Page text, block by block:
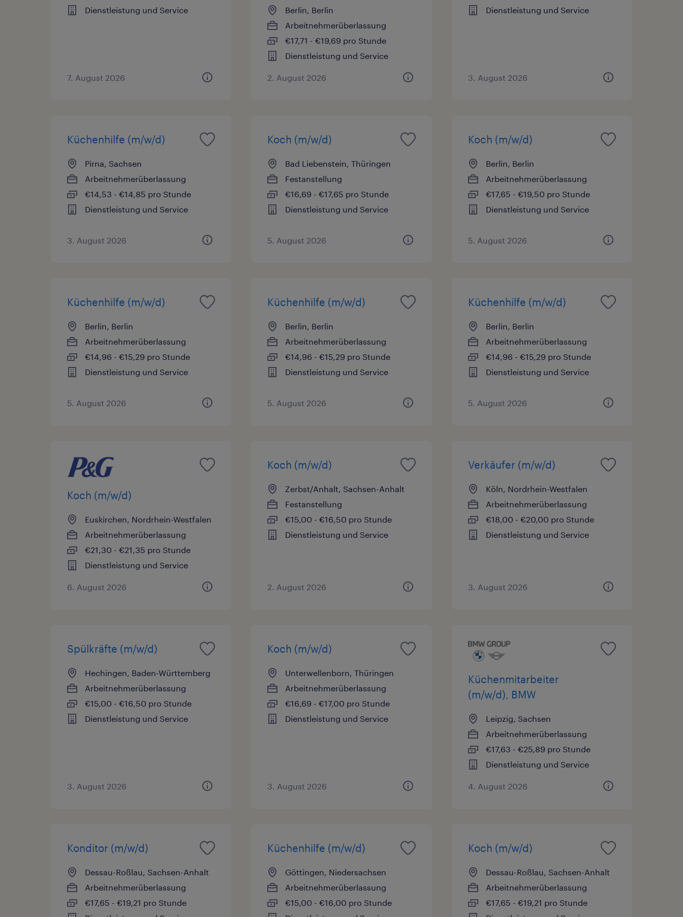
Dienstleistung und Service
7. August 2026
Berlin, Berlin
Arbeitnehmerüberlassung
€17,71 - €19,69 pro Stunde
Dienstleistung und Service
2. August 2026
Dienstleistung und Service
3. August 2026
Küchenhilfe (m/w/d)
Pirna, Sachsen
Arbeitnehmerüberlassung
€14,53 - €14,85 pro Stunde
Dienstleistung und Service
3. August 2026
Koch (m/w/d)
Bad Liebenstein, Thüringen
Festanstellung
€16,69 - €17,65 pro Stunde
Dienstleistung und Service
5. August 2026
Koch (m/w/d)
Berlin, Berlin
Arbeitnehmerüberlassung
€17,65 - €19,50 pro Stunde
Dienstleistung und Service
5. August 2026
Küchenhilfe (m/w/d)
Berlin, Berlin
Arbeitnehmerüberlassung
€14,96 - €15,29 pro Stunde
Dienstleistung und Service
5. August 2026
Küchenhilfe (m/w/d)
Berlin, Berlin
Arbeitnehmerüberlassung
€14,96 - €15,29 pro Stunde
Dienstleistung und Service
5. August 2026
Küchenhilfe (m/w/d)
Berlin, Berlin
Arbeitnehmerüberlassung
€14,96 - €15,29 pro Stunde
Dienstleistung und Service
5. August 2026
Koch (m/w/d)
Euskirchen, Nordrhein-Westfalen
Arbeitnehmerüberlassung
€21,30 - €21,35 pro Stunde
Dienstleistung und Service
6. August 2026
Koch (m/w/d)
Zerbst/Anhalt, Sachsen-Anhalt
Festanstellung
€15,00 - €16,50 pro Stunde
Dienstleistung und Service
2. August 2026
Verkäufer (m/w/d)
Köln, Nordrhein-Westfalen
Arbeitnehmerüberlassung
€18,00 - €20,00 pro Stunde
Dienstleistung und Service
3. August 2026
Spülkräfte (m/w/d)
Hechingen, Baden-Württemberg
Arbeitnehmerüberlassung
€15,00 - €16,50 pro Stunde
Dienstleistung und Service
3. August 2026
Koch (m/w/d)
Unterwellenborn, Thüringen
Arbeitnehmerüberlassung
€16,69 - €17,00 pro Stunde
Dienstleistung und Service
3. August 2026
Küchenmitarbeiter
(m/w/d), BMW
Leipzig, Sachsen
Arbeitnehmerüberlassung
€17,63 - €25,89 pro Stunde
Dienstleistung und Service
4. August 2026
Konditor (m/w/d)
Dessau-Roßlau, Sachsen-Anhalt
Arbeitnehmerüberlassung
€17,65 - €19,21 pro Stunde
Küchenhilfe (m/w/d)
Göttingen, Niedersachsen
Arbeitnehmerüberlassung
€15,00 - €16,00 pro Stunde
Koch (m/w/d)
Dessau-Roßlau, Sachsen-Anhalt
Arbeitnehmerüberlassung
€17,65 - €19,21 pro Stunde